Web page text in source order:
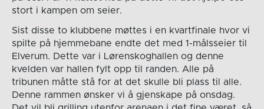
stort i kampen om seier.
Sist disse to klubbene møttes i en kvartfinale hvor vi
spilte på hjemmebane endte det med 1-målsseier til
Elverum. Dette var i Lørenskoghallen og denne
kvelden var hallen fylt opp til randen. Alle på
tribunen måtte stå for at det skulle bli plass til alle.
Denne rammen ønsker vi å gjenskape på onsdag.